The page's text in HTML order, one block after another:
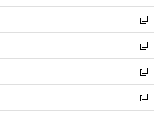
開
く
ウ
で
開
く
ン
ド
ウ
で
開
く
ウ
ィ
ン
ド
ウ
で
開
く
新
し
い
ウ
ィ
ン
ド
ウ
新
し
い
ウ
ィ
ン
新
し
い
ウ
新
し